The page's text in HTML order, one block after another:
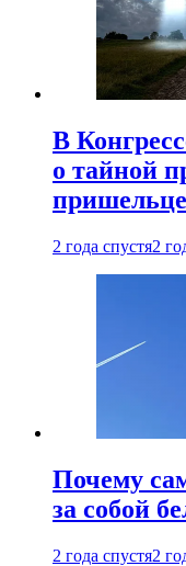
В
о тайной
2 года спустя2
Почему
за собой
2 года спустя2